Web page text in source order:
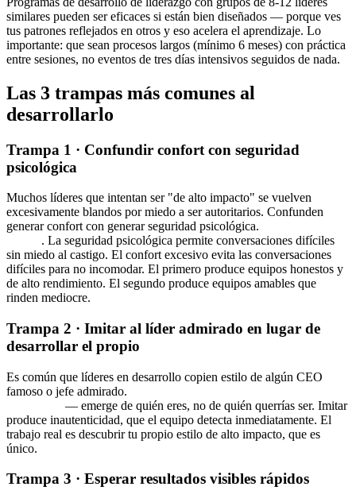
similares pueden ser eficaces si están bien diseñados — porque ves
tus patrones reflejados en otros y eso acelera el aprendizaje. Lo
importante: que sean procesos largos (mínimo 6 meses) con práctica
entre sesiones, no eventos de tres días intensivos seguidos de nada.
Las 3 trampas más comunes al
desarrollarlo
Trampa 1 · Confundir confort con seguridad
psicológica
Muchos líderes que intentan ser "de alto impacto" se vuelven
excesivamente blandos por miedo a ser autoritarios. Confunden
generar confort con generar seguridad psicológica.
. La seguridad psicológica permite conversaciones difíciles
sin miedo al castigo. El confort excesivo evita las conversaciones
difíciles para no incomodar. El primero produce equipos honestos y
de alto rendimiento. El segundo produce equipos amables que
rinden mediocre.
Trampa 2 · Imitar al líder admirado en lugar de
desarrollar el propio
Es común que líderes en desarrollo copien estilo de algún CEO
famoso o jefe admirado.
— emerge de quién eres, no de quién querrías ser. Imitar
produce inautenticidad, que el equipo detecta inmediatamente. El
trabajo real es descubrir tu propio estilo de alto impacto, que es
único.
Trampa 3 · Esperar resultados visibles rápidos